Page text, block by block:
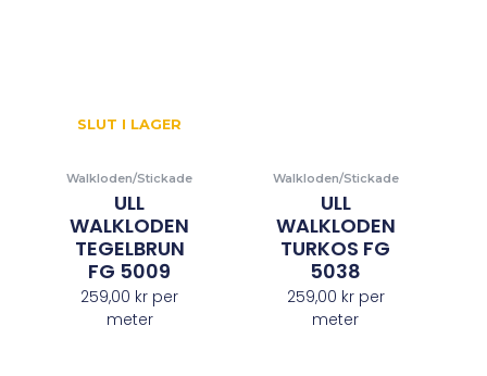
SLUT I LAGER
Walkloden/Stickade
ULL
WALKLODEN
TEGELBRUN
FG 5009
259,00 kr per
meter
Walkloden/Stickade
ULL
WALKLODEN
TURKOS FG
5038
259,00 krper
meter